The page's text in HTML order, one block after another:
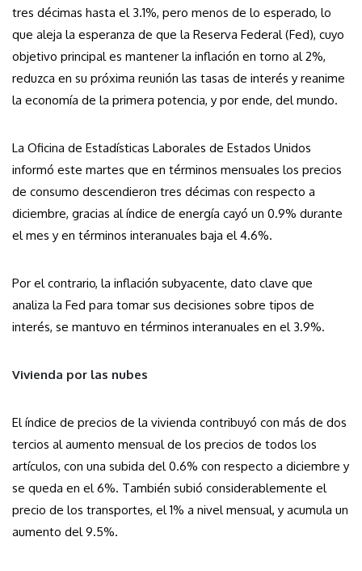
tres décimas hasta el 3.1%, pero menos de lo esperado, lo
que aleja la esperanza de que la Reserva Federal (Fed), cuyo
objetivo principal es mantener la inflación en torno al 2%,
reduzca en su próxima reunión las tasas de interés y reanime
la economía de la primera potencia, y por ende, del mundo.
La Oficina de Estadísticas Laborales de Estados Unidos
informó este martes que en términos mensuales los precios
de consumo descendieron tres décimas con respecto a
diciembre, gracias al índice de energía cayó un 0.9% durante
el mes y en términos interanuales baja el 4.6%.
Por el contrario, la inflación subyacente, dato clave que
analiza la Fed para tomar sus decisiones sobre tipos de
interés, se mantuvo en términos interanuales en el 3.9%.
Vivienda por las nubes
El índice de precios de la vivienda contribuyó con más de dos
tercios al aumento mensual de los precios de todos los
artículos, con una subida del 0.6% con respecto a diciembre y
se queda en el 6%. También subió considerablemente el
precio de los transportes, el 1% a nivel mensual, y acumula un
aumento del 9.5%.